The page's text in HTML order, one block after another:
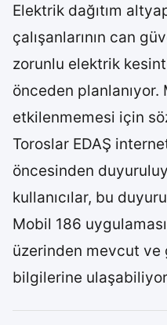
Elektrik dağıtım
çalışanlarının can
zorunlu elektrik
önceden
etkilenmemesi için
Toroslar EDAŞ
öncesinden
kullanıcılar, bu
Mobil 186
üzerinden mevcut ve
bilgilerine